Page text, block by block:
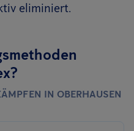
eliminiert.
IN OBERHAUSEN